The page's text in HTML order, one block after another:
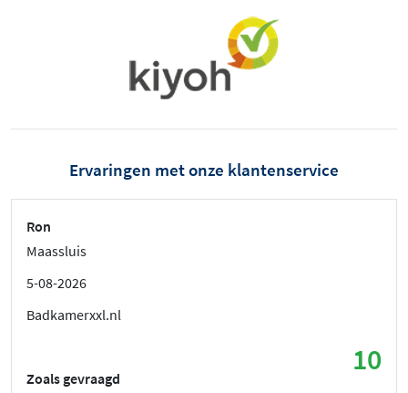
Ervaringen met onze klantenservice
Ron
Maassluis
5-08-2026
Badkamerxxl.nl
10
Zoals gevraagd